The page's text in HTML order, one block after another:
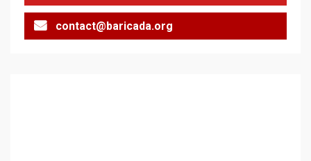
contact@baricada.org